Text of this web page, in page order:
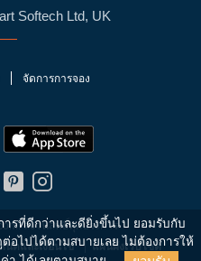
Softech Ltd, UK
จัดการการจอง
นดและเงื่อนไข แผนผังเว็บไซต์
สงวนสิทธิ์ทุกประการ
ารที่ดีกว่าและดียิ่งขึ้นไป ยอมรับกับ
ต่อไปได้ตามสบายเลย ไม่ต้องการให้